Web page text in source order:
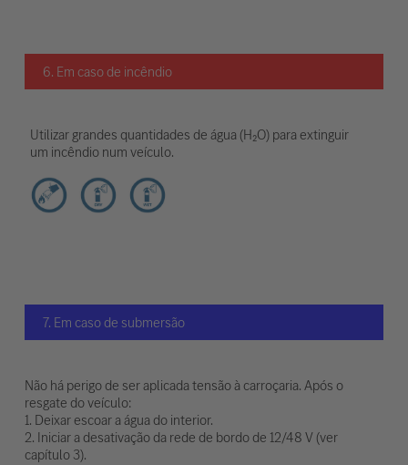
6. Em caso de incêndio
Utilizar grandes quantidades de água (H₂O) para extinguir
um incêndio num veículo.
7. Em caso de submersão
Não há perigo de ser aplicada tensão à carroçaria. Após o
resgate do veículo:
1. Deixar escoar a água do interior.
2. Iniciar a desativação da rede de bordo de 12/48 V (ver
capítulo 3).